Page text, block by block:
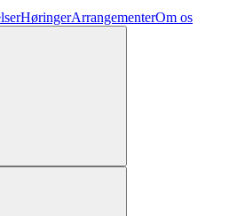
HøringerArrangementerOm os